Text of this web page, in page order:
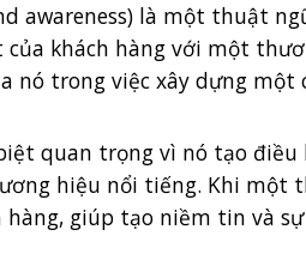
awareness) là một thuật
khách hàng với một
nó trong việc xây dựng
quan trọng vì nó tạo
hiệu nổi tiếng. Khi một
hàng, giúp tạo niềm tin và